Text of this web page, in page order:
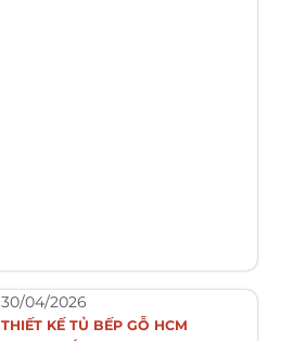
30/04/2026
THIẾT KẾ TỦ BẾP GỖ HCM